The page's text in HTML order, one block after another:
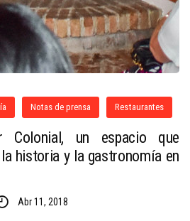
Notas de prensa Restaurantes
Colonial, un espacio que
historia y la gastronomía en
Abr 11, 2018